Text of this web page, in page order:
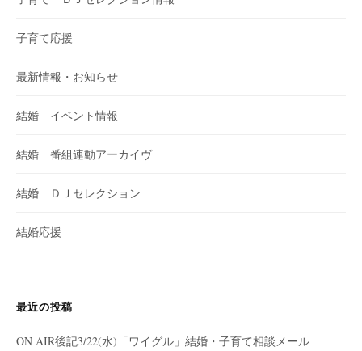
子育て応援
最新情報・お知らせ
結婚 イベント情報
結婚 番組連動アーカイヴ
結婚 ＤＪセレクション
結婚応援
最近の投稿
ON AIR後記3/22(水)「ワイグル」結婚・子育て相談メール